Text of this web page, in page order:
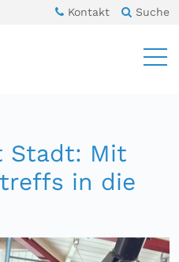
Kontakt Suche
Stadt: Mit
in die